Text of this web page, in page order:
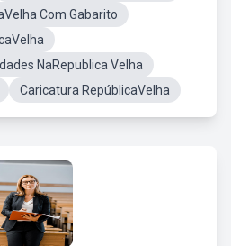
Com Gabarito
NaRepublica Velha
Caricatura RepúblicaVelha